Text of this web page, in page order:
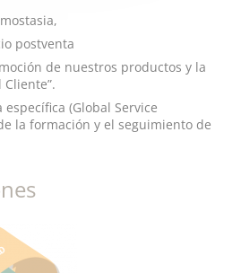
postventa
de nuestros productos y la
(Global Service
la formación y el seguimiento de